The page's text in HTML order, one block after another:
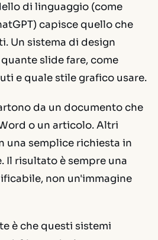
di linguaggio (come
capisce quello che
Un sistema di design
slide fare, come
e quale stile grafico usare.
da un documento che
o un articolo. Altri
una semplice richiesta in
Il risultato è sempre una
non un'immagine
è che questi sistemi